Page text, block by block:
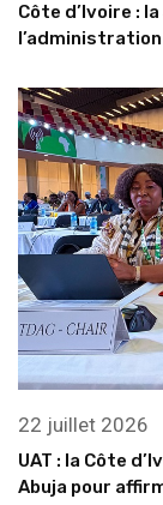
Côte d’Ivoire :
l’administration
22 juillet 2026
UAT : la Côte
Abuja pour